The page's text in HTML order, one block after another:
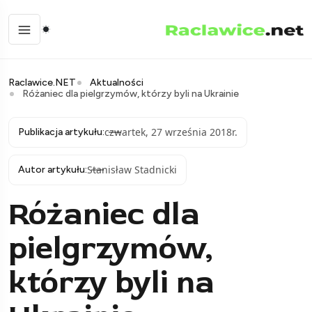
Raclawice.NET
Aktualności
Różaniec dla pielgrzymów, którzy byli na Ukrainie
Publikacja artykułu:czwartek, 27 września 2018r.
Autor artykułu:Stanisław Stadnicki
Różaniec dla
pielgrzymów,
którzy byli na